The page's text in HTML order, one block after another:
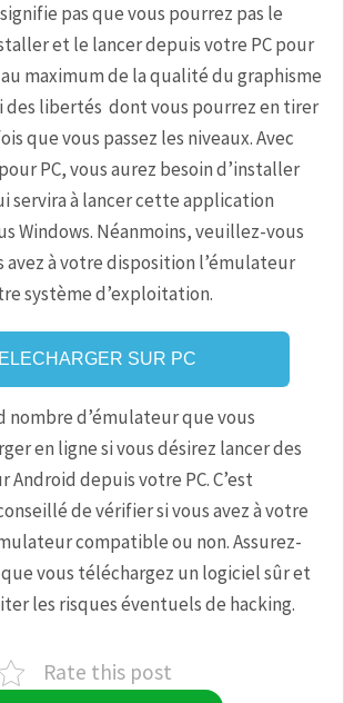
pas que vous pourrez pas le
et le lancer depuis votre PC pour
maximum de la qualité du graphisme
des libertés dont vous pourrez en tirer
que vous passez les niveaux. Avec
PC, vous aurez besoin d’installer
servira à lancer cette application
Windows. Néanmoins, veuillez-vous
avez à votre disposition l’émulateur
système d’exploitation.
SUR PC
nombre d’émulateur que vous
en ligne si vous désirez lancer des
depuis votre PC. C’est
de vérifier si vous avez à votre
compatible ou non. Assurez-
vous téléchargez un logiciel sûr et
les risques éventuels de hacking.
Rate this post